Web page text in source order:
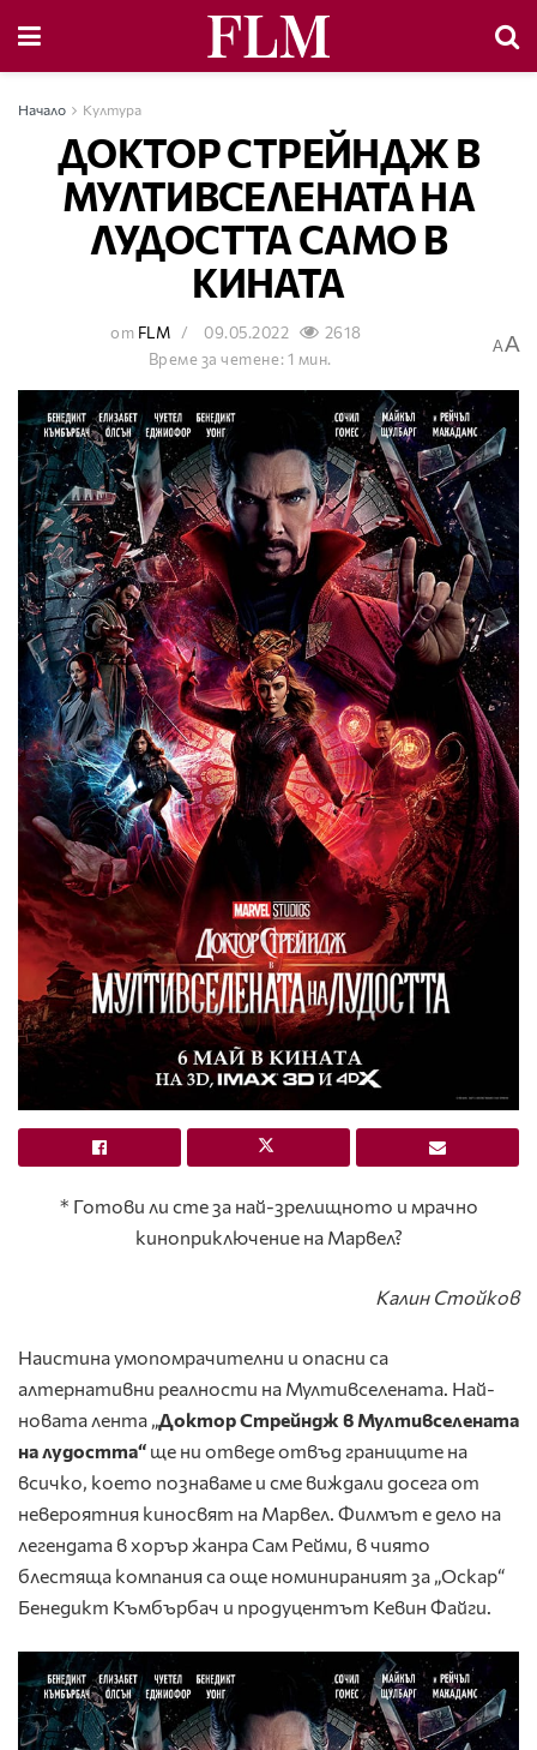
Начало Култура
ДОКТОР СТРЕЙНДЖ В
МУЛТИВСЕЛЕНАТА НА
ЛУДОСТТА САМО В
КИНАТА
от FLM 09.05.2022
2618
Време за четене: 1 мин.
AA
* Готови ли сте за най-зрелищното и мрачно
киноприключение на Марвел?
Калин Стойков
Наистина умопомрачителни и опасни са
алтернативни реалности на Мултивселената. Най-
новата лента „Доктор Стрейндж в Мултивселената
на лудостта“ ще ни отведе отвъд границите на
всичко, което познаваме и сме виждали досега от
невероятния киносвят на Марвел. Филмът е дело на
легендата в хорър жанра Сам Рейми, в чиято
блестяща компания са още номинираният за „Оскар“
Бенедикт Къмбърбач и продуцентът Кевин Файги.